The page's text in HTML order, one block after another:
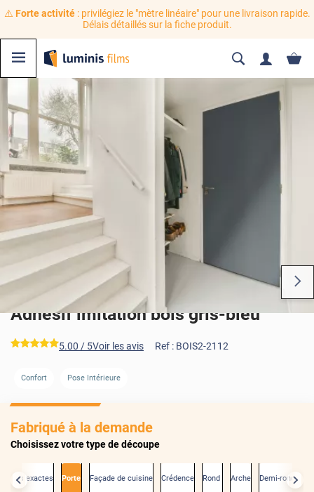
⚠️ Forte activité: privilégiez le "mètre linéaire" pour une livraison rapide.
Délais détaillés sur la fiche produit.
Adhésif imitation bois gris-bleu
*****
5.00 / 5Voir les avis Ref : BOIS2-2112
Confort Pose Intérieure
Fabriqué à la demande
Choisissez votre type de découpe
exactes Porte Façade de cuisine Crédence Rond Arche Demi-rond